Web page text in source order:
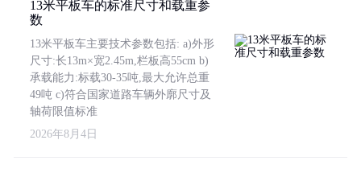
13米平板车的标准尺寸和载重参
数
13米平板车主要技术参数包括: a)外形
尺寸:长13m×宽2.45m,栏板高55cm b)
承载能力:标载30-35吨,最大允许总重
49吨 c)符合国家道路车辆外廓尺寸及
轴荷限值标准
2026年8月4日